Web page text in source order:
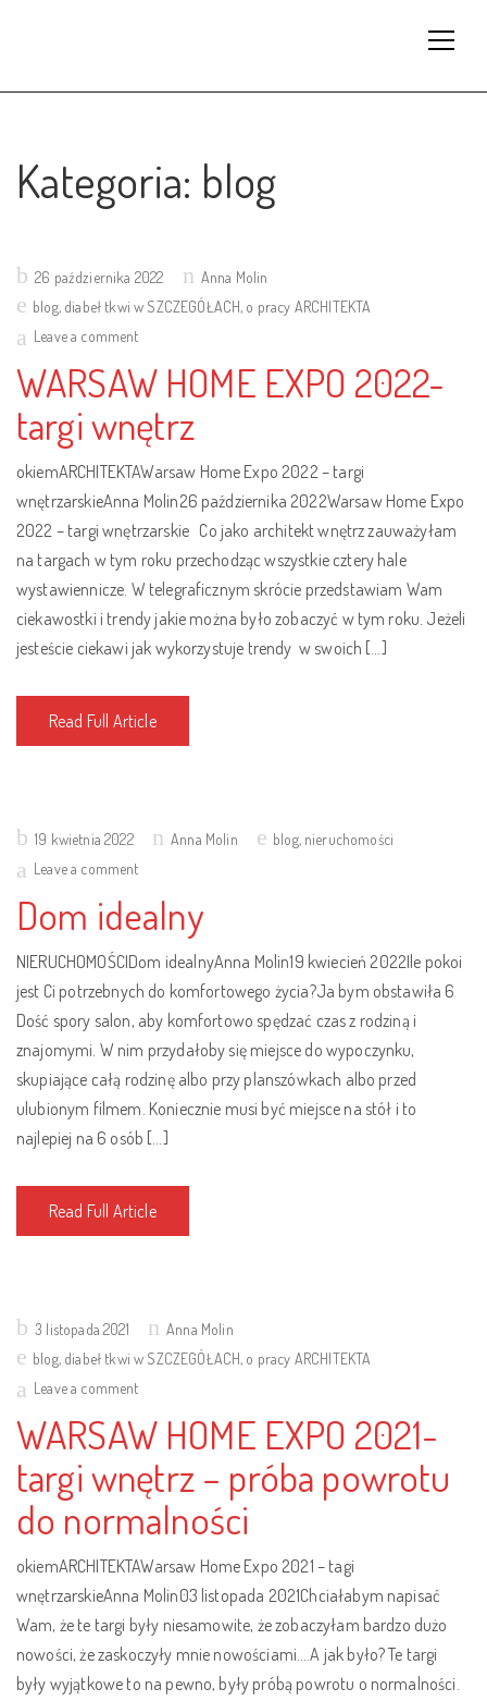
Kategoria: blog
Posted26 października 2022
Anna Molin
blog, diabeł tkwi w SZCZEGÓŁACH, o pracy ARCHITEKTA
Leave a comment
WARSAW HOME EXPO 2022-
targi wnętrz
okiemARCHITEKTAWarsaw Home Expo 2022 – targi
wnętrzarskieAnna Molin26 października 2022Warsaw Home Expo
2022 – targi wnętrzarskie Co jako architekt wnętrz zauważyłam
na targach w tym roku przechodząc wszystkie cztery hale
wystawiennicze. W telegraficznym skrócie przedstawiam Wam
ciekawostki i trendy jakie można było zobaczyć w tym roku. Jeżeli
jesteście ciekawi jak wykorzystuje trendy w swoich […]
Read Full Article
Posted19 kwietnia 2022 Anna Molin blog, nieruchomości
Leave a comment
Dom idealny
NIERUCHOMOŚCIDom idealnyAnna Molin19 kwiecień 2022Ile pokoi
jest Ci potrzebnych do komfortowego życia?Ja bym obstawiła 6
Dość spory salon, aby komfortowo spędzać czas z rodziną i
znajomymi. W nim przydałoby się miejsce do wypoczynku,
skupiające całą rodzinę albo przy planszówkach albo przed
ulubionym filmem. Koniecznie musi być miejsce na stół i to
najlepiej na 6 osób […]
Read Full Article
Posted3 listopada 2021
Anna Molin
blog, diabeł tkwi w SZCZEGÓŁACH, o pracy ARCHITEKTA
Leave a comment
WARSAW HOME EXPO 2021-
targi wnętrz – próba powrotu
do normalności
okiemARCHITEKTAWarsaw Home Expo 2021 – tagi
wnętrzarskieAnna Molin03 listopada 2021Chciałabym napisać
Wam, że te targi były niesamowite, że zobaczyłam bardzo dużo
nowości, że zaskoczyły mnie nowościami….A jak było? Te targi
były wyjątkowe to na pewno, były próbą powrotu o normalności.